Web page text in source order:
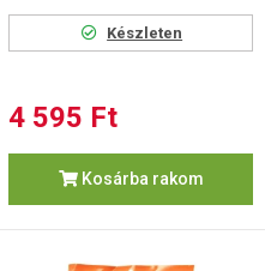
Készleten
4 595 Ft
Kosárba rakom